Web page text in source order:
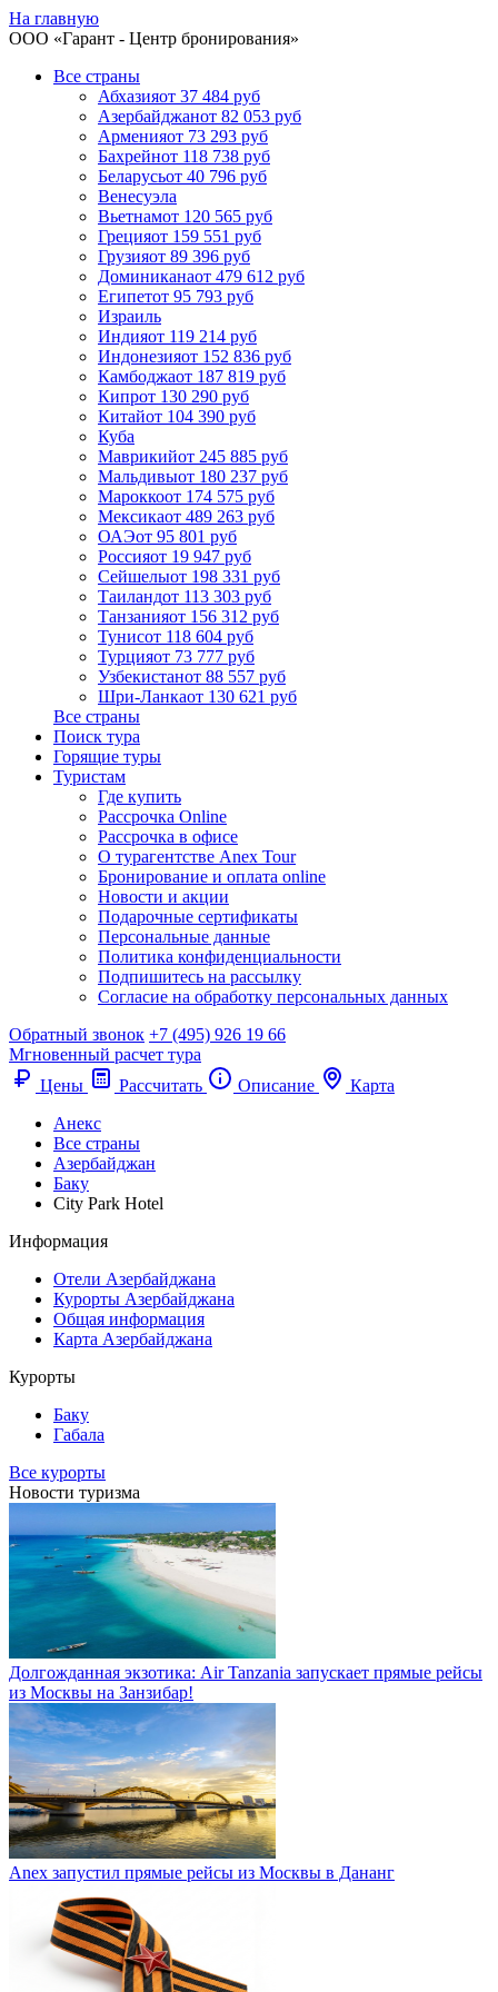
На главную
ООО «Гарант - Центр бронирования»
Все страны
Абхазияот 37 484 руб
Азербайджанот 82 053 руб
Арменияот 73 293 руб
Бахрейнот 118 738 руб
Беларусьот 40 796 руб
Венесуэла
Вьетнамот 120 565 руб
Грецияот 159 551 руб
Грузияот 89 396 руб
Доминиканаот 479 612 руб
Египетот 95 793 руб
Израиль
Индияот 119 214 руб
Индонезияот 152 836 руб
Камбоджаот 187 819 руб
Кипрот 130 290 руб
Китайот 104 390 руб
Куба
Маврикийот 245 885 руб
Мальдивыот 180 237 руб
Мароккоот 174 575 руб
Мексикаот 489 263 руб
ОАЭот 95 801 руб
Россияот 19 947 руб
Сейшелыот 198 331 руб
Таиландот 113 303 руб
Танзанияот 156 312 руб
Тунисот 118 604 руб
Турцияот 73 777 руб
Узбекистанот 88 557 руб
Шри-Ланкаот 130 621 руб
Все страны
Поиск тура
Горящие туры
Туристам
Где купить
Рассрочка Online
Рассрочка в офисе
О турагентстве Anex Tour
Бронирование и оплата online
Новости и акции
Подарочные сертификаты
Персональные данные
Политика конфиденциальности
Подпишитесь на рассылку
Согласие на обработку персональных данных
Обратный звонок +7 (495) 926 19 66
Мгновенный расчет тура
Цены
Рассчитать Описание
Карта
Анекс
Все страны
Азербайджан
Баку
City Park Hotel
Информация
Отели Азербайджана
Курорты Азербайджана
Общая информация
Карта Азербайджана
Курорты
Баку
Габала
Все курорты
Новости туризма
Долгожданная экзотика: Air Tanzania запускает прямые рейсы
из Москвы на Занзибар!
Anex запустил прямые рейсы из Москвы в Дананг